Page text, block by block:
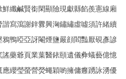
纖鹹賢銜閑顯險現獻縣餡羨憲線廂
寫瀉謝鋅釁興洶鏽繡虛噓須許緒續
鴨啞亞訝閹煙鹽嚴顔閻豔厭硯彥諺
藥爺頁業葉醫銥頤遺儀彜蟻藝億憶
纓瑩螢營熒蠅穎喲擁傭癰踴詠湧優